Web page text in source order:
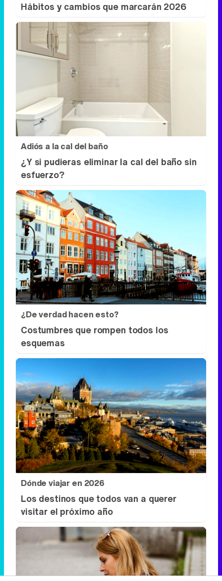
Hábitos y cambios que marcarán 2026
Adiós a la cal del baño
¿Y si pudieras eliminar la cal del baño sin
esfuerzo?
¿De verdad hacen esto?
Costumbres que rompen todos los
esquemas
Dónde viajar en 2026
Los destinos que todos van a querer
visitar el próximo año